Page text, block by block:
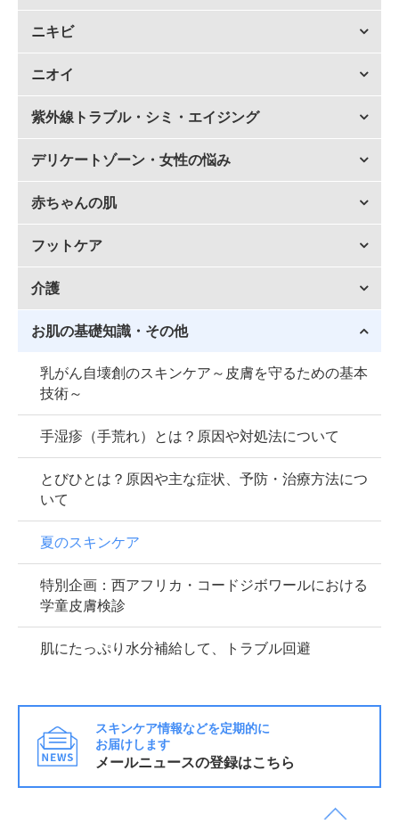
ニキビ
ニオイ
紫外線トラブル・シミ・エイジング
デリケートゾーン・女性の悩み
赤ちゃんの肌
フットケア
介護
お肌の基礎知識・その他
乳がん自壊創のスキンケア～皮膚を守るための基本
技術～
手湿疹（手荒れ）とは？原因や対処法について
とびひとは？原因や主な症状、予防・治療方法につ
いて
夏のスキンケア
特別企画：西アフリカ・コードジボワールにおける
学童皮膚検診
肌にたっぷり水分補給して、トラブル回避
スキンケア情報などを定期的に
お届けします
メールニュースの登録はこちら